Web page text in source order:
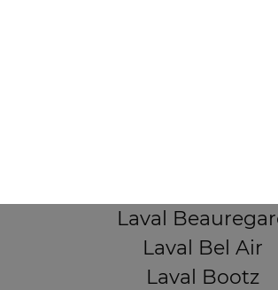
Laval
Laval Bel Air
Laval Bootz